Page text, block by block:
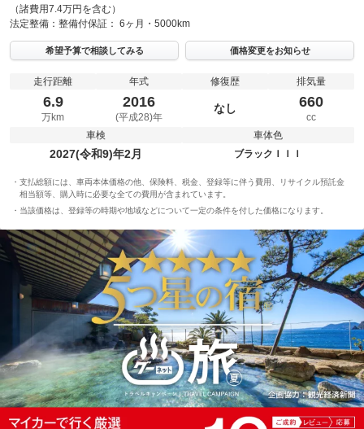
（諸費用7.4万円を含む）
法定整備： 整備付保証： 6ヶ月・5000km
希望予算で相談してみる 価格変更をお知らせ
走行距離
6.9
万km
年式
2016
(平成28)年
修復歴
なし
排気量
660
cc
車検
2027(令和9)年2月
車体色
ブラックＩＩＩ
支払総額には、車両本体価格の他、保険料、税金、登録等に伴う費用、リサイクル預託金
相当額等、購入時に必要な全ての費用が含まれています。
当該価格は、登録等の時期や地域などについて一定の条件を付した価格になります。